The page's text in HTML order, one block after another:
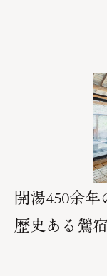
開湯450余年
歴史ある鶯